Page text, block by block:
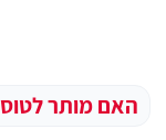
האם מותר לטוס